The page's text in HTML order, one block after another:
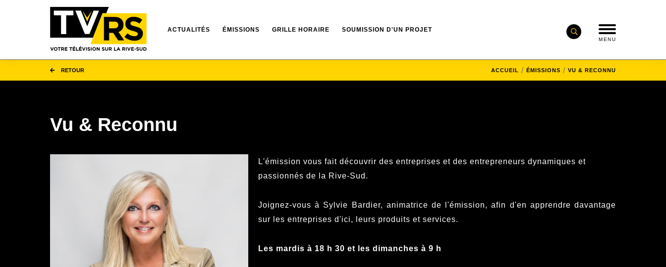
ACTUALITÉS ÉMISSIONS GRILLE HORAIRE SOUMISSION D'UN PROJET
MENU
RETOUR ACCUEIL ÉMISSIONS VU & RECONNU
Vu & Reconnu
L'émission vous fait découvrir des entreprises et des entrepreneurs dynamiques et
passionnés de la Rive-Sud.
Joignez-vous à Sylvie Bardier, animatrice de l'émission, afin d'en apprendre davantage
sur les entreprises d'ici, leurs produits et services.
Les mardis à 18 h 30 et les dimanches à 9 h